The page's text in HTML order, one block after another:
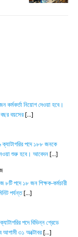
কর্মকর্তা নিয়োগ দেওয়া হবে।
বয়সের[...]
ক্যাটাগরির পদে ১৮৮ জনকে
শুরু হবে। আবেদন[...]
৮টি পদে ১৮ জন শিক্ষক-কর্মচারী
পর্যন্ত[...]
পদে বিভিন্ন গ্রেডে
আগামী ৩১ অক্টোবর[...]